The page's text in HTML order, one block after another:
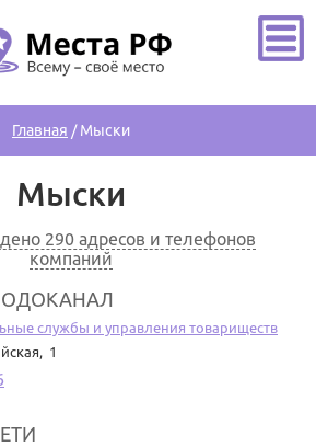
Главная /Мыски
Мыски
290 адресов и телефонов
компаний
службы и управления товариществ
1